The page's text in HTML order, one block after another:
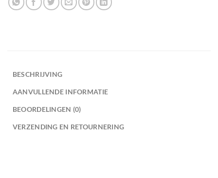
BESCHRIJVING
AANVULLENDE INFORMATIE
BEOORDELINGEN (0)
VERZENDING EN RETOURNERING